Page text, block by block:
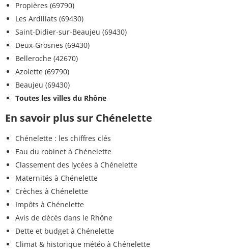
Propières (69790)
Les Ardillats (69430)
Saint-Didier-sur-Beaujeu (69430)
Deux-Grosnes (69430)
Belleroche (42670)
Azolette (69790)
Beaujeu (69430)
Toutes les villes du Rhône
En savoir plus sur Chénelette
Chénelette : les chiffres clés
Eau du robinet à Chénelette
Classement des lycées à Chénelette
Maternités à Chénelette
Crèches à Chénelette
Impôts à Chénelette
Avis de décès dans le Rhône
Dette et budget à Chénelette
Climat & historique météo à Chénelette